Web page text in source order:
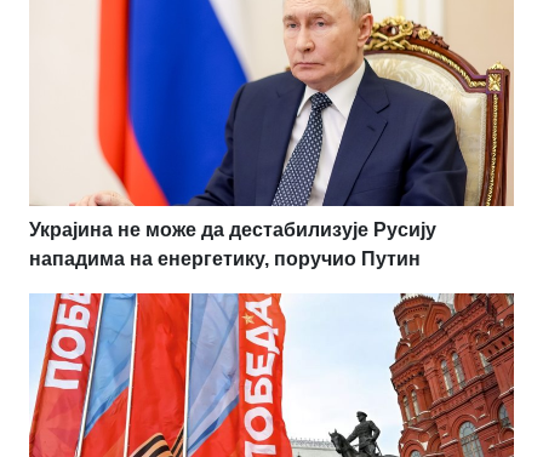
Украјина не може да дестабилизује Русију
нападима на енергетику, поручио Путин